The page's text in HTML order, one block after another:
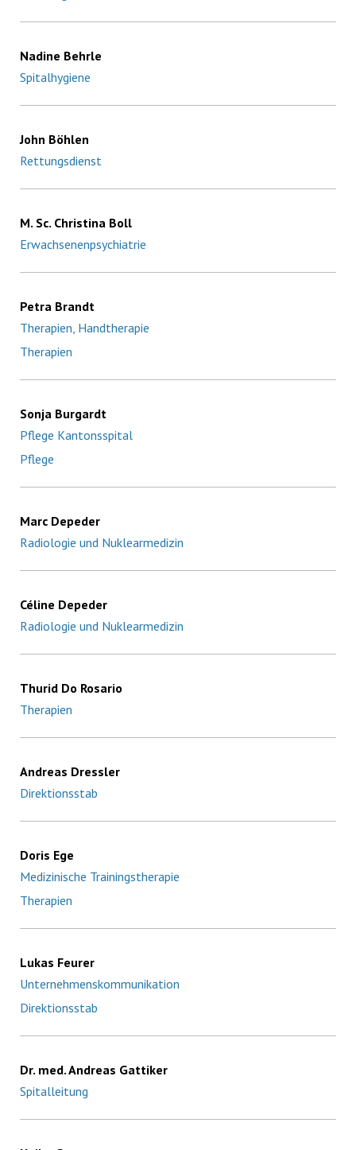
Nadine Behrle
Spitalhygiene
John Böhlen
Rettungsdienst
M. Sc. Christina Boll
Erwachsenenpsychiatrie
Petra Brandt
Therapien, Handtherapie
Therapien
Sonja Burgardt
Pflege Kantonsspital
Pflege
Marc Depeder
Radiologie und Nuklearmedizin
Céline Depeder
Radiologie und Nuklearmedizin
Thurid Do Rosario
Therapien
Andreas Dressler
Direktionsstab
Doris Ege
Medizinische Trainingstherapie
Therapien
Lukas Feurer
Unternehmenskommunikation
Direktionsstab
Dr. med. Andreas Gattiker
Spitalleitung